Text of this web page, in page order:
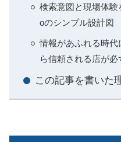
検索意図と現場体
oのシンプル設計図
情報があふれる時代
ら信頼される店が必
この記事を書いた